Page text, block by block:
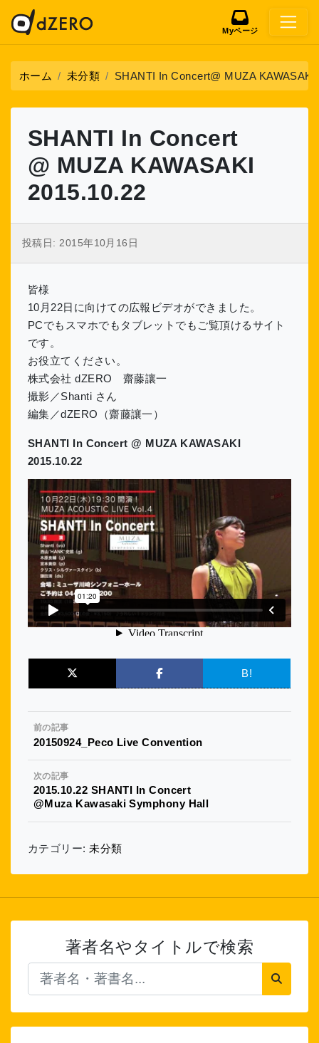
Myページ
ホーム 未分類 SHANTI In Concert@ MUZA KAWASAKI
SHANTI In Concert
@ MUZA KAWASAKI
2015.10.22
投稿日: 2015年10月16日
皆様
10月22日に向けての広報ビデオができました。
PCでもスマホでもタブレットでもご覧頂けるサイト
です。
お役立てください。
株式会社 dZERO 齋藤讓一
撮影／Shanti さん
編集／dZERO（齋藤讓一）
SHANTI In Concert @ MUZA KAWASAKI
2015.10.22
B!
前の記事
20150924_Peco Live Convention
次の記事
2015.10.22 SHANTI In Concert
@Muza Kawasaki Symphony Hall
カテゴリー:未分類
著者名やタイトルで検索